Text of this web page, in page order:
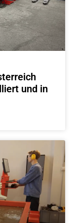
und in